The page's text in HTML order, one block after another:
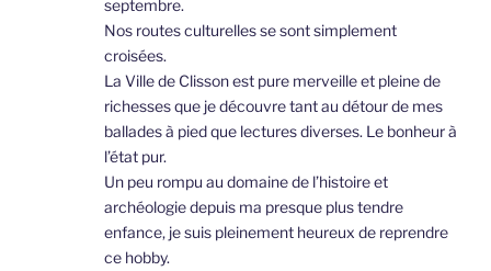
septembre.
Nos routes culturelles se sont simplement
croisées.
La Ville de Clisson est pure merveille et pleine de
richesses que je découvre tant au détour de mes
ballades à pied que lectures diverses. Le bonheur à
l’état pur.
Un peu rompu au domaine de l’histoire et
archéologie depuis ma presque plus tendre
enfance, je suis pleinement heureux de reprendre
ce hobby.